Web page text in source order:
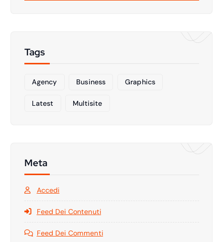
Tags
Agency Business Graphics
Latest Multisite
Meta
Accedi
Feed Dei Contenuti
Feed Dei Commenti